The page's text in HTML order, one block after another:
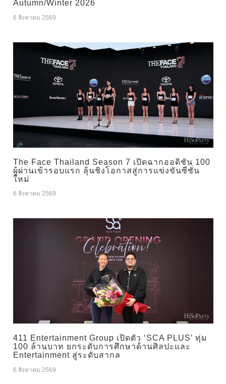
Autumn/Winter 2026
6 สิงหาคม 2569
The Face Thailand Season 7 เปิดฉากออดิชัน 100
ผู้ผ่านเข้ารอบแรก ลุ้นชิงโอกาสสู่การแข่งขันซีซั่น
ใหม่
6 สิงหาคม 2569
411 Entertainment Group เปิดตัว ‘SCA PLUS’ ทุ่ม
100 ล้านบาท ยกระดับการศึกษาด้านศิลปะและ
Entertainment สู่ระดับสากล
6 สิงหาคม 2569